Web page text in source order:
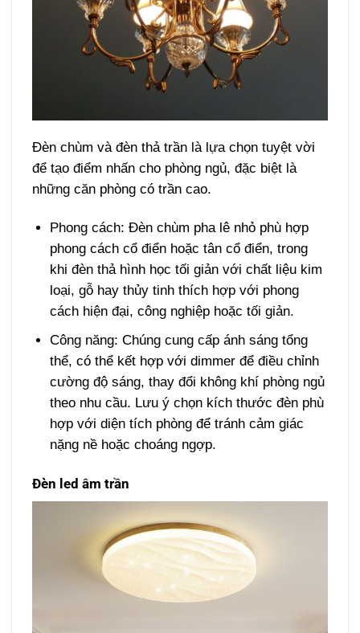
Đèn chùm và đèn thả trần là lựa chọn tuyệt vời
để tạo điểm nhấn cho phòng ngủ, đặc biệt là
những căn phòng có trần cao.
Phong cách: Đèn chùm pha lê nhỏ phù hợp
phong cách cổ điển hoặc tân cổ điển, trong
khi đèn thả hình học tối giản với chất liệu kim
loại, gỗ hay thủy tinh thích hợp với phong
cách hiện đại, công nghiệp hoặc tối giản.
Công năng: Chúng cung cấp ánh sáng tổng
thể, có thể kết hợp với dimmer để điều chỉnh
cường độ sáng, thay đổi không khí phòng ngủ
theo nhu cầu. Lưu ý chọn kích thước đèn phù
hợp với diện tích phòng để tránh cảm giác
nặng nề hoặc choáng ngợp.
Đèn led âm trần